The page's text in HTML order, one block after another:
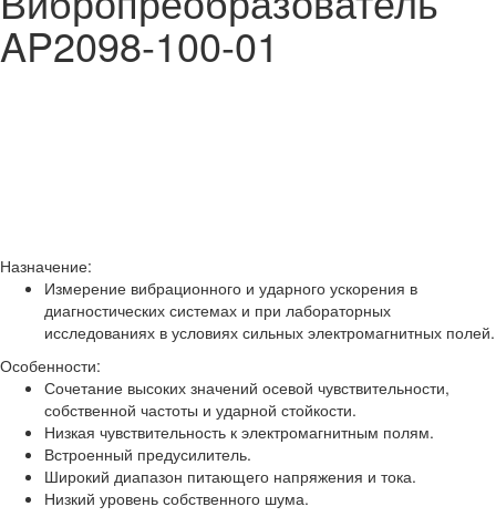
AP2098-100-01
Назначение:
Измерение вибрационного и ударного ускорения в
диагностических системах и при лабораторных
исследованиях в условиях сильных электромагнитных полей.
Особенности:
Сочетание высоких значений осевой чувствительности,
собственной частоты и ударной стойкости.
Низкая чувствительность к электромагнитным полям.
Встроенный предусилитель.
Широкий диапазон питающего напряжения и тока.
Низкий уровень собственного шума.